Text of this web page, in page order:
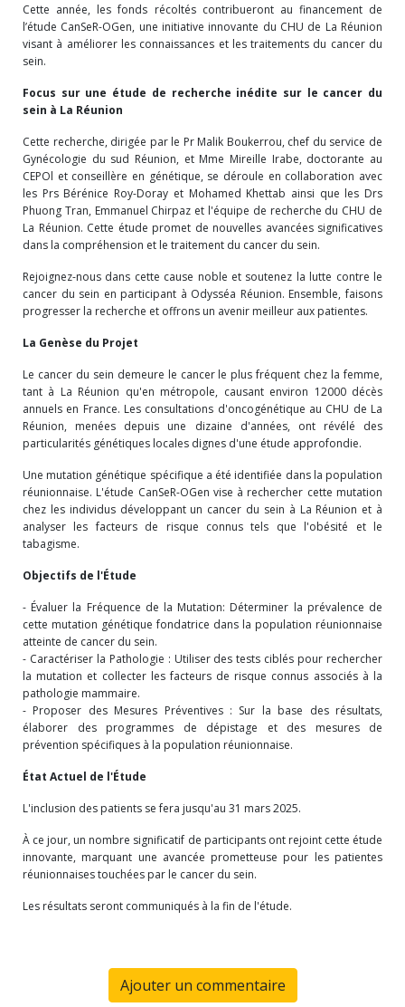
Cette année, les fonds récoltés contribueront au financement de
l’étude CanSeR-OGen, une initiative innovante du CHU de La Réunion
visant à améliorer les connaissances et les traitements du cancer du
sein.
Focus sur une étude de recherche inédite sur le cancer du
sein à La Réunion
Cette recherche, dirigée par le Pr Malik Boukerrou, chef du service de
Gynécologie du sud Réunion, et Mme Mireille Irabe, doctorante au
CEPOl et conseillère en génétique, se déroule en collaboration avec
les Prs Bérénice Roy-Doray et Mohamed Khettab ainsi que les Drs
Phuong Tran, Emmanuel Chirpaz et l'équipe de recherche du CHU de
La Réunion. Cette étude promet de nouvelles avancées significatives
dans la compréhension et le traitement du cancer du sein.
Rejoignez-nous dans cette cause noble et soutenez la lutte contre le
cancer du sein en participant à Odysséa Réunion. Ensemble, faisons
progresser la recherche et offrons un avenir meilleur aux patientes.
La Genèse du Projet
Le cancer du sein demeure le cancer le plus fréquent chez la femme,
tant à La Réunion qu'en métropole, causant environ 12000 décès
annuels en France. Les consultations d'oncogénétique au CHU de La
Réunion, menées depuis une dizaine d'années, ont révélé des
particularités génétiques locales dignes d'une étude approfondie.
Une mutation génétique spécifique a été identifiée dans la population
réunionnaise. L'étude CanSeR-OGen vise à rechercher cette mutation
chez les individus développant un cancer du sein à La Réunion et à
analyser les facteurs de risque connus tels que l'obésité et le
tabagisme.
Objectifs de l'Étude
- Évaluer la Fréquence de la Mutation: Déterminer la prévalence de
cette mutation génétique fondatrice dans la population réunionnaise
atteinte de cancer du sein.
- Caractériser la Pathologie : Utiliser des tests ciblés pour rechercher
la mutation et collecter les facteurs de risque connus associés à la
pathologie mammaire.
- Proposer des Mesures Préventives : Sur la base des résultats,
élaborer des programmes de dépistage et des mesures de
prévention spécifiques à la population réunionnaise.
État Actuel de l'Étude
L'inclusion des patients se fera jusqu'au 31 mars 2025.
À ce jour, un nombre significatif de participants ont rejoint cette étude
innovante, marquant une avancée prometteuse pour les patientes
réunionnaises touchées par le cancer du sein.
Les résultats seront communiqués à la fin de l'étude.
Ajouter un commentaire